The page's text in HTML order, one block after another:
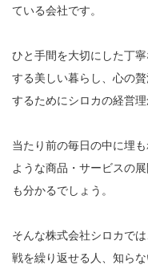
ている会社です。
ひと手間を大切にした丁
する美しい暮らし、心の
するためにシロカの経営理
当たり前の毎日の中に埋
ような商品・サービスの
も分かるでしょう。
そんな株式会社シロカで
戦を繰り返せる人、知ら